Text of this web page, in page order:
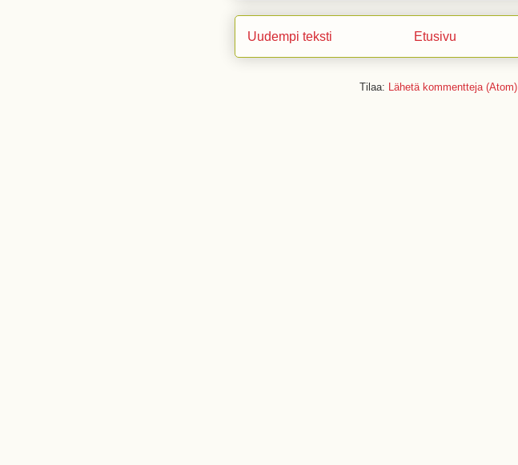
Uudempi teksti Etusivu
Tilaa: Lähetä kommentteja (Atom)